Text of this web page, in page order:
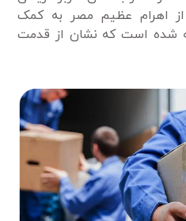
اهرام عظیم مصر به کمک
شده است که نشان از قدمت